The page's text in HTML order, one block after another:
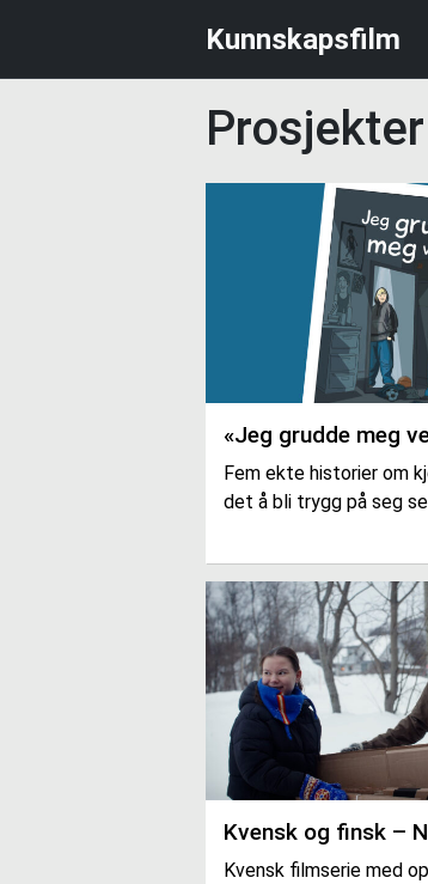
Kunnskapsfilm
Prosjekter
«Jeg grudde meg
Fem ekte historier om
det å bli trygg på seg
Kvensk og finsk –
Kvensk filmserie med